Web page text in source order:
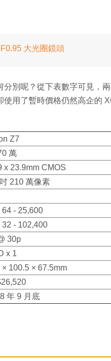
大光圈鏡頭
別呢？從下表數字可見，
使用了暫時價格仍然高企的
Z7
萬
x 23.9mm CMOS
210 萬像素
64 - 25,600
32 - 102,400
30p
x 1
× 100.5 × 67.5mm
年 9 月底